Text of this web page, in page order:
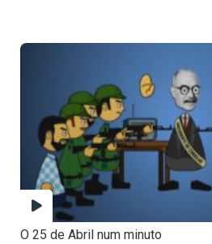
O 25 de Abril num minuto